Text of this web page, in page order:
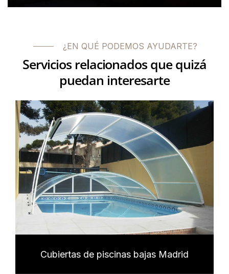
¿EN QUÉ PODEMOS AYUDARTE?
Servicios relacionados que quizá
puedan interesarte
Cubiertas de piscinas bajas Madrid